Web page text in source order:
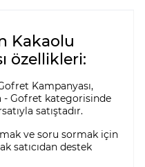
Kakaolu
özellikleri:
Kampanyası,
- Gofret kategorisinde
satıştadır.
ve soru sormak için
satıcıdan destek